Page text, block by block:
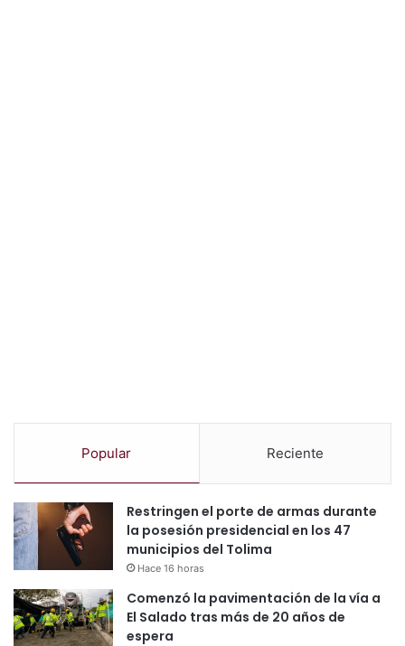
Popular Reciente
Restringen el porte de armas durante
la posesión presidencial en los 47
municipios del Tolima
Hace 16 horas
Comenzó la pavimentación de la vía a
El Salado tras más de 20 años de
espera